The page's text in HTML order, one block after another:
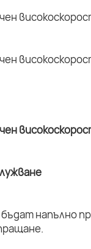
напълно